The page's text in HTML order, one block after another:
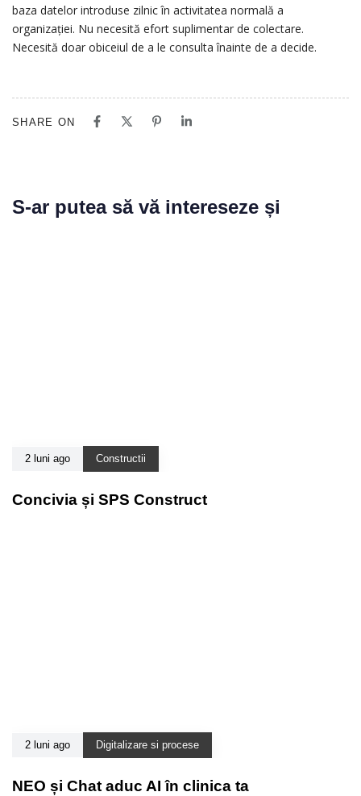
baza datelor introduse zilnic în activitatea normală a
organizației. Nu necesită efort suplimentar de colectare.
Necesită doar obiceiul de a le consulta înainte de a decide.
SHARE ON
S-ar putea să vă intereseze și
2 luni ago Constructii
Concivia și SPS Construct
2 luni ago Digitalizare si procese
NEO și Chat aduc AI în clinica ta